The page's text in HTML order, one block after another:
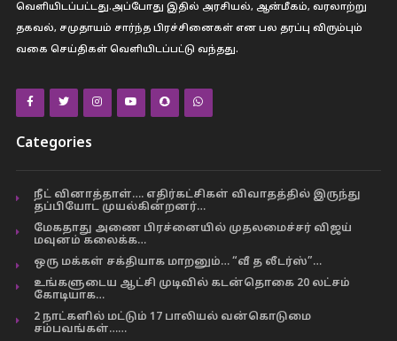
வெளியிடப்பட்டது.அப்போது இதில் அரசியல், ஆன்மீகம், வரலாற்று
தகவல், சமுதாயம் சார்ந்த பிரச்சினைகள் என பல தரப்பு விரும்பும்
வகை செய்திகள் வெளியிடப்பட்டு வந்தது.
Categories
நீட் வினாத்தாள்…. எதிர்கட்சிகள் விவாதத்தில் இருந்து
தப்பியோட முயல்கின்றனர்…
மேகதாது அணை பிரச்னையில் முதலமைச்சர் விஜய்
மவுனம் கலைக்க…
ஒரு மக்கள் சக்தியாக மாறனும்… “வீ த லீடர்ஸ்”…
உங்களுடைய ஆட்சி முடிவில் கடன்தொகை 20 லட்சம்
கோடியாக…
2 நாட்களில் மட்டும் 17 பாலியல் வன்கொடுமை
சம்பவங்கள்……